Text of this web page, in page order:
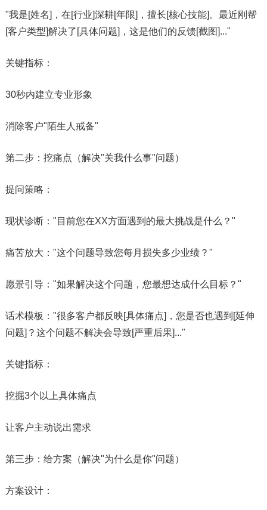
"我是[姓名]，在[行业]深耕[年限]，擅长[核心技能]。最近刚帮
[客户类型]解决了[具体问题]，这是他们的反馈[截图]..."​​
关键指标​​：
30秒内建立专业形象
消除客户"陌生人戒备"
第二步：挖痛点（解决"关我什么事"问题）
​​提问策略​​：
现状诊断："目前您在XX方面遇到的最大挑战是什么？"
痛苦放大："这个问题导致您每月损失多少业绩？"
愿景引导："如果解决这个问题，您最想达成什么目标？"
​​话术模板​​："很多客户都反映[具体痛点]，您是否也遇到[延伸
问题]？这个问题不解决会导致[严重后果]..."​​
关键指标​​：
挖掘3个以上具体痛点
让客户主动说出需求
第三步：给方案（解决"为什么是你"问题）
​​方案设计​​：